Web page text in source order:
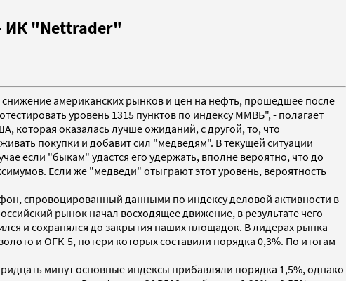
ИК "Nettrader"
снижение американских рынков и цен на нефть, прошедшее после
уровень 1315 пунктов по индексу ММВБ", - полагает
которая оказалась лучше ожиданий, с другой, то, что
покупки и добавит сил "медведям". В текущей ситуации
если "быкам" удастся его удержать, вполне вероятно, что до
Если же "медведи" отыграют этот уровень, вероятность
спровоцированный данными по индексу деловой активности в
рынок начал восходящее движение, в результате чего
и сохранялся до закрытия наших площадок. В лидерах рынка
и ОГК-5, потери которых составили порядка 0,3%. По итогам
минут основные индексы прибавляли порядка 1,5%, однако